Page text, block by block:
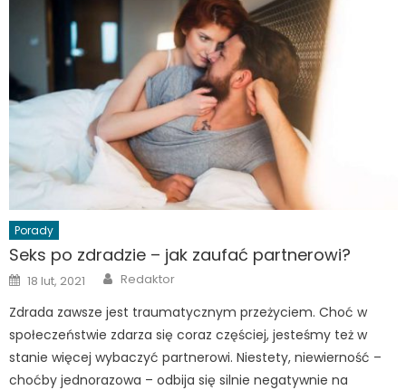
Porady
Seks po zdradzie – jak zaufać partnerowi?
Posted
on
18 lut, 2021 Author
Redaktor
Zdrada zawsze jest traumatycznym przeżyciem. Choć w
społeczeństwie zdarza się coraz częściej, jesteśmy też w
stanie więcej wybaczyć partnerowi. Niestety, niewierność –
choćby jednorazowa – odbija się silnie negatywnie na